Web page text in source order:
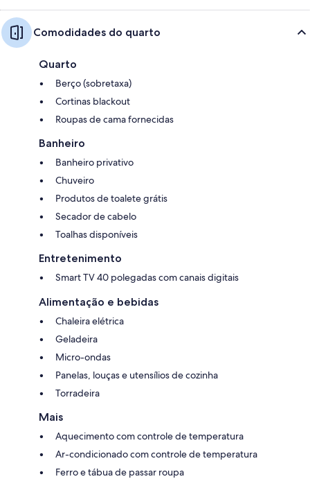
Comodidades do quarto
Quarto
Berço (sobretaxa)
Cortinas blackout
Roupas de cama fornecidas
Banheiro
Banheiro privativo
Chuveiro
Produtos de toalete grátis
Secador de cabelo
Toalhas disponíveis
Entretenimento
Smart TV 40 polegadas com canais digitais
Alimentação e bebidas
Chaleira elétrica
Geladeira
Micro-ondas
Panelas, louças e utensílios de cozinha
Torradeira
Mais
Aquecimento com controle de temperatura
Ar-condicionado com controle de temperatura
Ferro e tábua de passar roupa